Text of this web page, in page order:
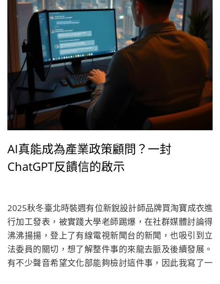
AI真能成為產業政策顧問？一封
ChatGPT反饋信的啟示
2025秋冬臺北時裝週有位新銳設計師品牌買淘寶成衣進
行加工發表，被實踐大學老師踢爆，在社群媒體討論得
沸沸揚揚，登上了有線電視新聞台的新聞，也吸引到立
法委員的關切，想了解整件事的來龍去脈及後續發展。
有不少聲音希望文化部能夠檢討這件事，因此我寫了一